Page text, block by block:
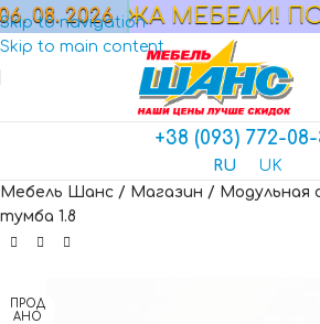
Skip to navigation
Skip to main content
МАГАЗИН
+38 (093) 772-
RU
UK
Мебель Шанс / Магазин / Модульная
тумба 1.8
ПРОД
АНО
08. 2026 МЕБЕЛИ!